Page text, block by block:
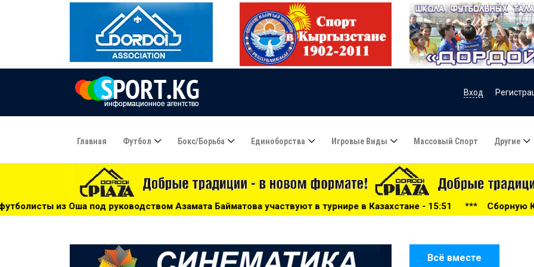
Вход
Главная Футбол Бокс/борьба Единоборства Игровые Виды Массовый Спорт Другие
Азамата Байматова участвуют в турнире в Казахстане - 15:51 ***Сборную Казахстана по футболу
Всё вместе